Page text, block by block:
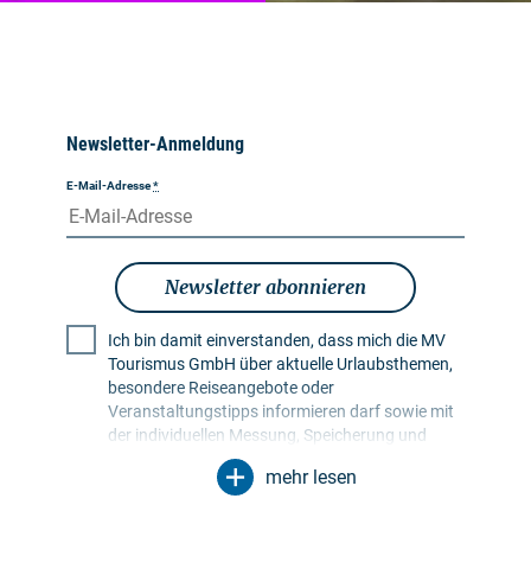
Newsletter-Anmeldung
E-Mail-Adresse*
Newsletter abonnieren
Ich bin damit einverstanden, dass mich die MV
Tourismus GmbH über aktuelle Urlaubsthemen,
besondere Reiseangebote oder
Veranstaltungstipps informieren darf sowie mit
der individuellen Messung, Speicherung und
Auswertung von Öffnungs- und Klickraten in
Empfängerprofilen zu Zwecken der Gestaltung
mehr lesen